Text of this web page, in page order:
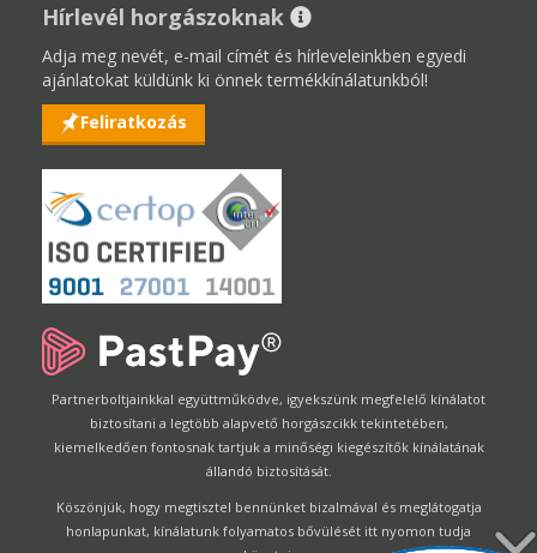
Hírlevél horgászoknak
Adja meg nevét, e-mail címét és hírleveleinkben egyedi
ajánlatokat küldünk ki önnek termékkínálatunkból!
Feliratkozás
Partnerboltjainkkal együttműködve, igyekszünk megfelelő kínálatot
biztosítani a legtöbb alapvető horgászcikk tekintetében,
kiemelkedően fontosnak tartjuk a minőségi kiegészítők kínálatának
állandó biztosítását.
Köszönjük, hogy megtisztel bennünket bizalmával és meglátogatja
honlapunkat, kínálatunk folyamatos bővülését itt nyomon tudja